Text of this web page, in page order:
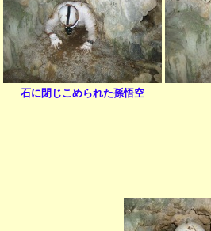
石に閉じこめられた孫悟空